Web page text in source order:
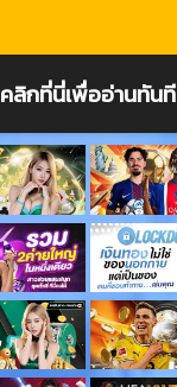
คลิกที่นี่เพื่ออ่านทันที